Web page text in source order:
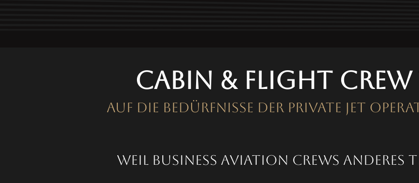
Cabin & Flight
Auf die Bedürfnisse der private jet
weil Business aviation crews